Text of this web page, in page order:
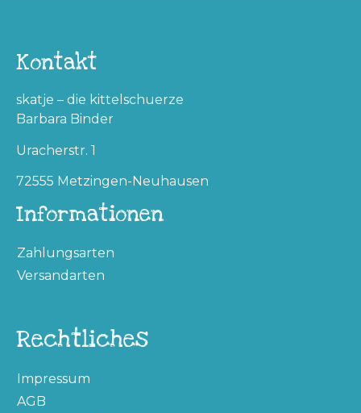
Kontakt
skatje – die kittelschuerze
Barbara Binder
Uracherstr. 1
72555 Metzingen-Neuhausen
Informationen
Zahlungsarten
Versandarten
Rechtliches
Impressum
AGB